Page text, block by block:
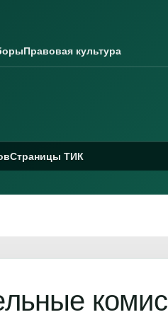
Правовая культура
Страницы ТИК